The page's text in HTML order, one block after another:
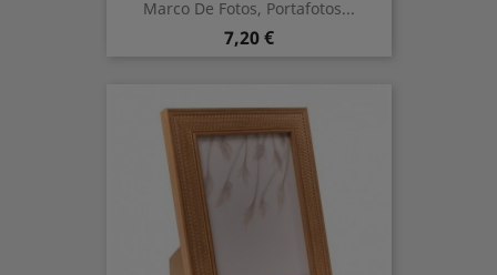
Marco De Fotos, Portafotos...
Prix
7,20 €